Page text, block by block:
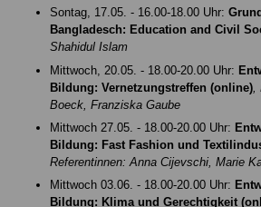
Sontag, 17.05. - 16.00-18.00 Uhr:
Bangladesch: Education and Civil
Shahidul Islam
Mittwoch, 20.05. - 18.00-20.00 Uhr:
Bildung: Vernetzungstreffen (online)
Boeck, Franziska Gaube
Mittwoch 27.05. - 18.00-20.00 Uhr:
Bildung: Fast Fashion und
Referentinnen: Anna Cijevschi, Marie
Mittwoch 03.06. - 18.00-20.00 Uhr:
Bildung: Klima und Gerechtigkeit